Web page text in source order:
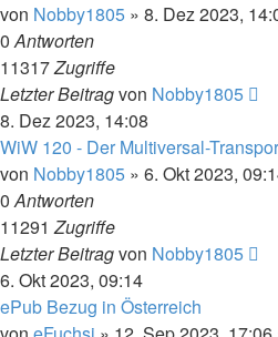
von Nobby1805 » 8. Dez 2023,
0Antworten
11317Zugriffe
Letzter Beitragvon Nobby1805
8. Dez 2023, 14:08
WiW 120 - Der Multiversal-
von Nobby1805 » 6. Okt 2023,
0Antworten
11291Zugriffe
Letzter Beitragvon Nobby1805
6. Okt 2023, 09:14
ePub Bezug in Österreich